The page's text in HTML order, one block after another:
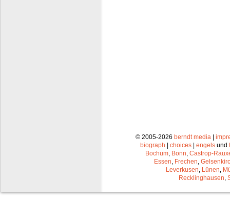
© 2005-2026 berndt media|
biograph
choices engels und
Bochum, Bonn, Castrop-
Essen, Frechen,
Leverkusen, Lünen,
Recklinghausen,